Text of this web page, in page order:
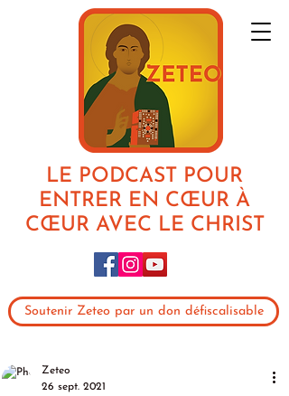
LE PODCAST POUR
ENTRER EN CŒUR À
CŒUR AVEC LE CHRIST
Soutenir Zeteo par un don défiscalisable
Zeteo
26 sept. 2021